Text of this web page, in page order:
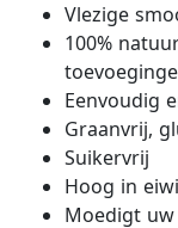
Vlezige
100%
Eenvoudig
Graanvrij,
Suikervrij
Hoog in
Moedigt